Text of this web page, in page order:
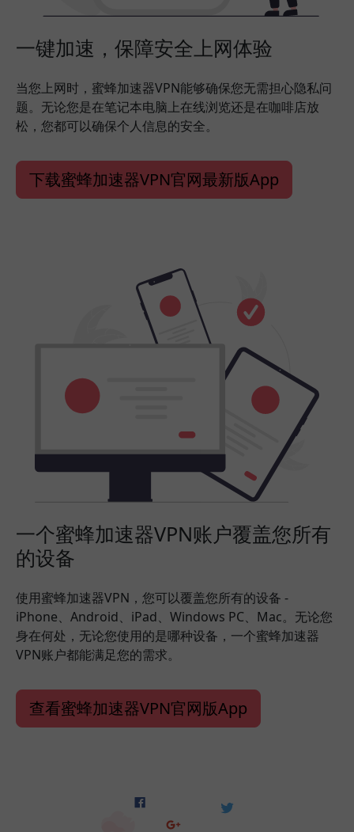
一键加速，保障安全上网体验
当您上网时，蜜蜂加速器VPN能够确保您无需担心隐私问
题。无论您是在笔记本电脑上在线浏览还是在咖啡店放
松，您都可以确保个人信息的安全。
下载蜜蜂加速器VPN官网最新版App
一个蜜蜂加速器VPN账户覆盖您所有
的设备
使用蜜蜂加速器VPN，您可以覆盖您所有的设备 -
iPhone、Android、iPad、Windows PC、Mac。无论您
身在何处，无论您使用的是哪种设备，一个蜜蜂加速器
VPN账户都能满足您的需求。
查看蜜蜂加速器VPN官网版App